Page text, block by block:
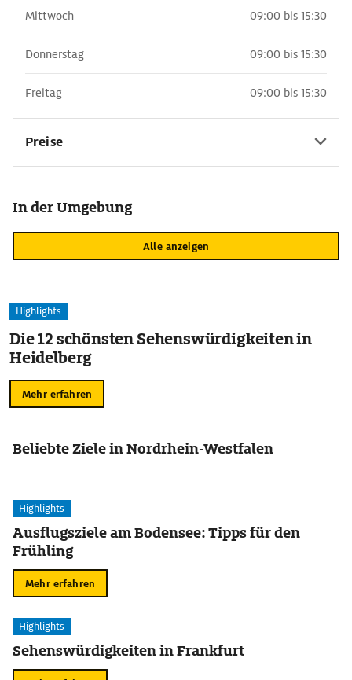
Mittwoch 09:00 bis 15:30
Donnerstag 09:00 bis 15:30
Freitag 09:00 bis 15:30
Preise
In der Umgebung
Alle anzeigen
Highlights
Die 12 schönsten Sehenswürdigkeiten in
Heidelberg
Mehr erfahren
Beliebte Ziele in Nordrhein-Westfalen
Highlights
Ausflugsziele am Bodensee: Tipps für den
Frühling
Mehr erfahren
Highlights
Sehenswürdigkeiten in Frankfurt